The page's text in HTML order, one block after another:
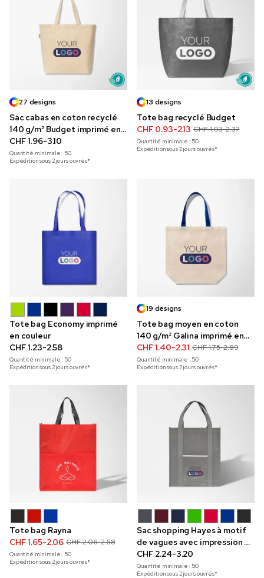
27 designs
Sac cabas en coton recyclé
140 g/m² Budget imprimé en
couleur
CHF 1.96-3.10
Quantité minimale : 50
Expédition sous 2 jours ouvrés*
13 designs
Tote bag recyclé Budget
CHF 0.93-2.13 CHF 1.03-2.37
Quantité minimale : 50
Expédition sous 2 jours ouvrés*
Tote bag Economy imprimé
en couleur
CHF 1.23-2.58
Quantité minimale : 50
Expédition sous 2 jours ouvrés*
19 designs
Tote bag moyen en coton
140 g/m² Galina imprimé en
couleur
CHF 1.40-2.31 CHF 1.75-2.89
Quantité minimale : 50
Expédition sous 2 jours ouvrés*
Tote bag Rayna
CHF 1.65-2.06 CHF 2.06-2.58
Quantité minimale : 50
Expédition sous 2 jours ouvrés*
Sac shopping Hayes à motif
de vagues avec impression en
couleur
CHF 2.24-3.20
Quantité minimale : 50
Expédition sous 2 jours ouvrés*